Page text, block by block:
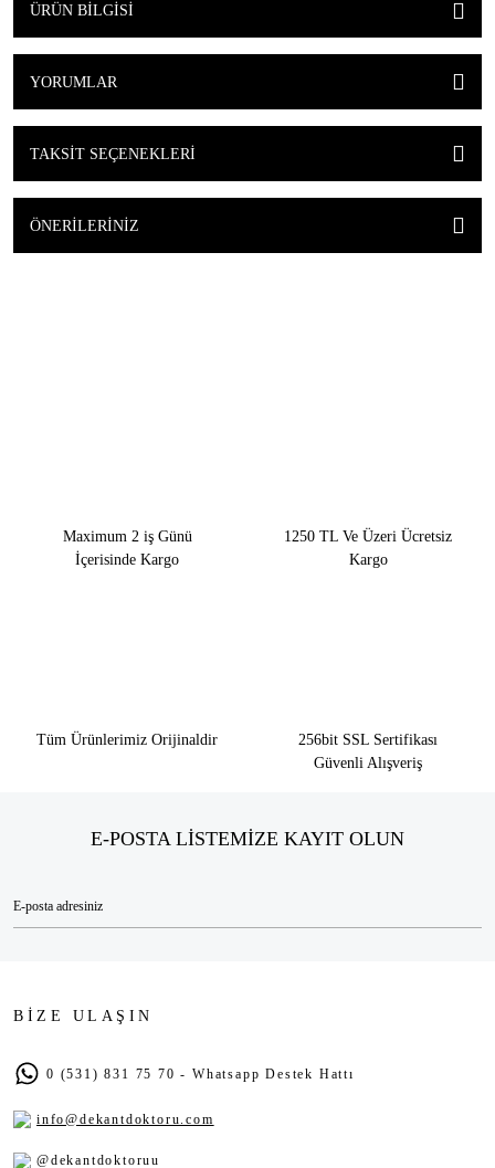
ÜRÜN BILGISI
YORUMLAR
TAKSIT SEÇENEKLERI
ÖNERILERINIZ
Maximum 2 iş Günü
İçerisinde Kargo
1250 TL Ve Üzeri Ücretsiz
Kargo
Tüm Ürünlerimiz Orijinaldir
256bit SSL Sertifikası
Güvenli Alışveriş
E-POSTA LİSTEMİZE KAYIT OLUN
BİZE ULAŞIN
0 (531) 831 75 70 - Whatsapp Destek Hattı
info@dekantdoktoru.com
@dekantdoktoruu